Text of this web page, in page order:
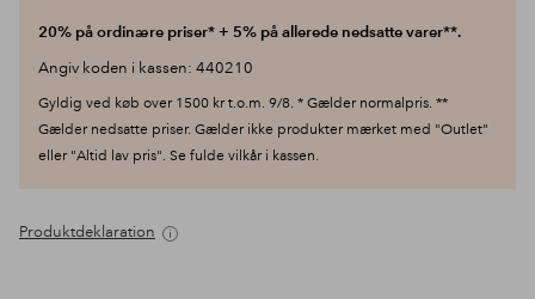
20% på ordinære priser* + 5% på allerede nedsatte varer**.
Angiv koden i kassen: 440210
Gyldig ved køb over 1500 kr t.o.m. 9/8. * Gælder normalpris. **
Gælder nedsatte priser. Gælder ikke produkter mærket med "Outlet"
eller "Altid lav pris". Se fulde vilkår i kassen.
Produktdeklaration